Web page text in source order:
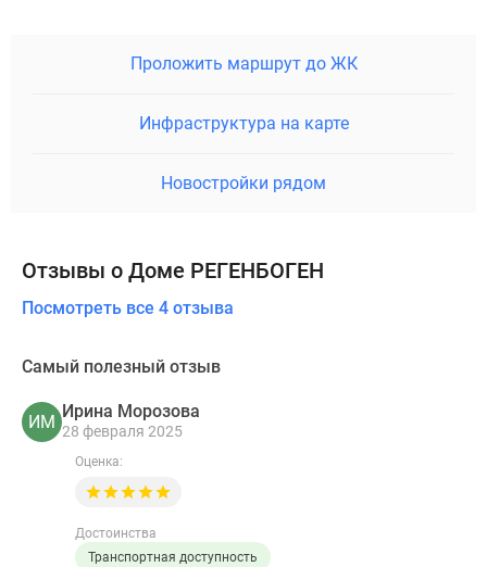
Проложить маршрут до ЖК
Инфраструктура на карте
Новостройки рядом
Отзывы о Доме РЕГЕНБОГЕН
Посмотреть все 4 отзыва
Самый полезный отзыв
ИМ
Ирина Морозова
28 февраля 2025
Оценка:
Достоинства
Транспортная доступность